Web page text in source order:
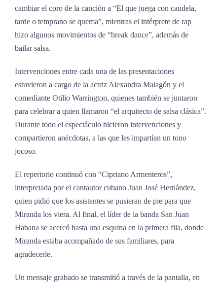
cambiar el coro de la canción a “El que juega con candela,
tarde o temprano se quema”, mientras el intérprete de rap
hizo algunos movimientos de “break dance”, además de
bailar salsa.
Intervenciones entre cada una de las presentaciones
estuvieron a cargo de la actriz Alexandra Malagón y el
comediante Otilio Warrington, quienes también se juntaron
para celebrar a quien llamaron “el arquitecto de salsa clásica”.
Durante todo el espectáculo hicieron intervenciones y
compartieron anécdotas, a las que les impartían un tono
jocoso.
El repertorio continuó con “Cipriano Armenteros”,
interpretada por el cantautor cubano Juan José Hernández,
quien pidió que los asistentes se pusieran de pie para que
Miranda los viera. Al final, el líder de la banda San Juan
Habana se acercó hasta una esquina en la primera fila, donde
Miranda estaba acompañado de sus familiares, para
agradecerle.
Un mensaje grabado se transmitió a través de la pantalla, en